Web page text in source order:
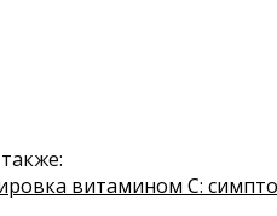
витамином С: